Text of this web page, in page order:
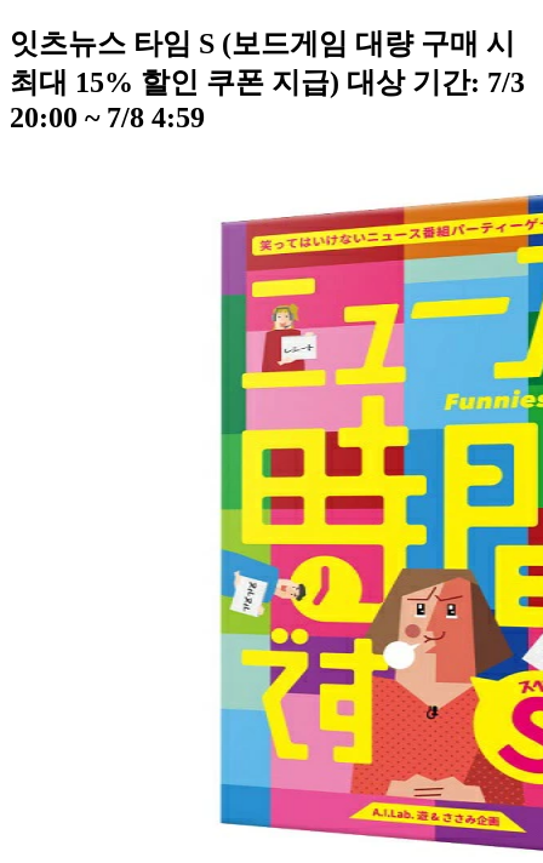
잇츠뉴스 타임 S (보드게임 대량 구매 시
최대 15% 할인 쿠폰 지급) 대상 기간: 7/3
20:00 ~ 7/8 4:59